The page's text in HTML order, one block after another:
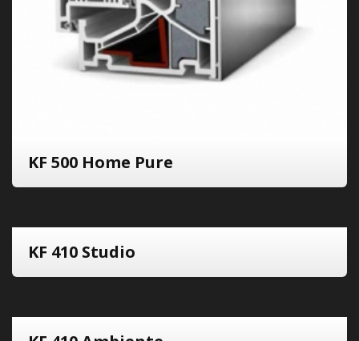
KF 500 Home Pure
KF 410 Studio